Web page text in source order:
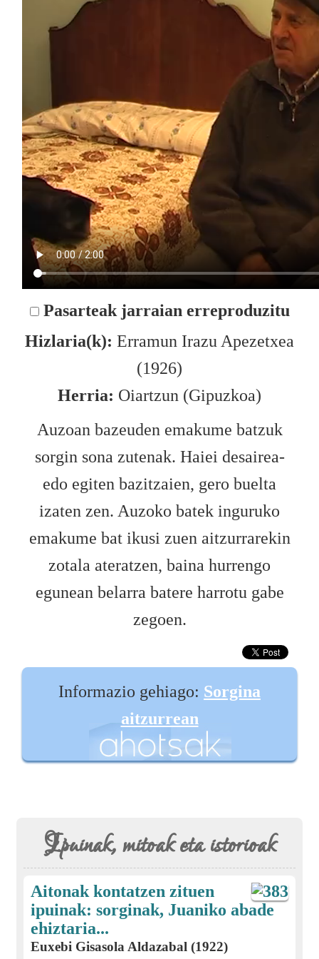
Pasarteak jarraian erreproduzitu
Hizlaria(k): Erramun Irazu Apezetxea
(1926)
Herria: Oiartzun (Gipuzkoa)
Auzoan bazeuden emakume batzuk
sorgin sona zutenak. Haiei desairea-
edo egiten bazitzaien, gero buelta
izaten zen. Auzoko batek inguruko
emakume bat ikusi zuen aitzurrarekin
zotala ateratzen, baina hurrengo
egunean belarra batere harrotu gabe
zegoen.
Informazio gehiago: Sorgina
aitzurrean
Ipuinak, mitoak eta istorioak
Aitonak kontatzen zituen
ipuinak: sorginak, Juaniko abade
ehiztaria...
Euxebi Gisasola Aldazabal (1922)